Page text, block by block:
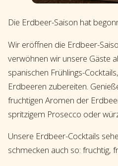
Die Erdbeer-Saison hat
Wir eröffnen die Erdbeer-
verwöhnen wir unsere Gäste
spanischen Frühlings-
Erdbeeren zubereiten.
fruchtigen Aromen der
spritzigem Prosecco oder
Unsere Erdbeer-Cocktails
schmecken auch so: fruchtig,